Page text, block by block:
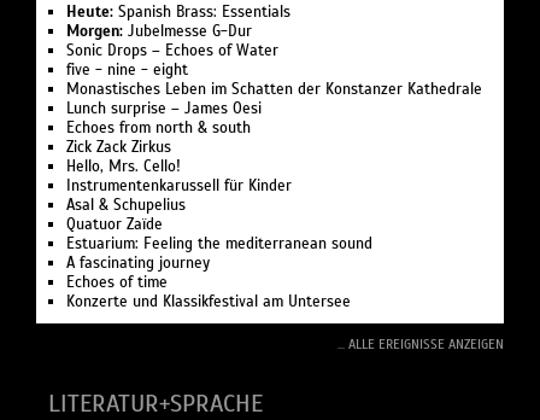
Heute: Spanish Brass: Essentials
Morgen: Jubelmesse G-Dur
Sonic Drops – Echoes of Water
five - nine - eight‍
Monastisches Leben im Schatten der Konstanzer Kathedrale‍
Lunch surprise – James Oesi
Echoes from north & south
Zick Zack Zirkus
Hello, Mrs. Cello!
Instrumentenkarussell für Kinder
Asal & Schupelius
Quatuor Zaïde
Estuarium: Feeling the mediterranean sound‍
A fascinating journey
Echoes of time
Konzerte und Klassikfestival am Untersee
... ALLE EREIGNISSE ANZEIGEN
LITERATUR+SPRACHE